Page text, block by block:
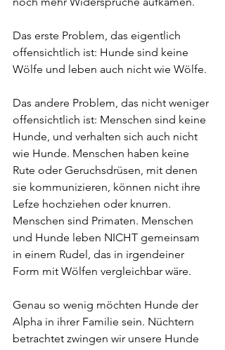
Das erste Problem, das eigentlich
offensichtlich ist: Hunde sind keine
Wölfe und leben auch nicht wie Wölfe.
Das andere Problem, das nicht weniger
offensichtlich ist: Menschen sind keine
Hunde, und verhalten sich auch nicht
wie Hunde. Menschen haben keine
Rute oder Geruchsdrüsen, mit denen
sie kommunizieren, können nicht ihre
Lefze hochziehen oder knurren.
Menschen sind Primaten. Menschen
und Hunde leben NICHT gemeinsam
in einem Rudel, das in irgendeiner
Form mit Wölfen vergleichbar wäre.
Genau so wenig möchten Hunde der
Alpha in ihrer Familie sein. Nüchtern
betrachtet zwingen wir unsere Hunde